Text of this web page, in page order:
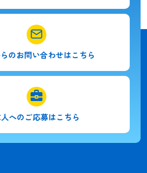
のお問い合わせはこちら
へのご応募はこちら